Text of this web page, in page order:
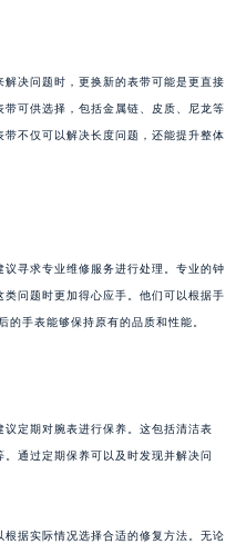
决问题时，更换新的表带可能是更直接
可供选择，包括金属链、皮质、尼龙等
不仅可以解决长度问题，还能提升整体
寻求专业维修服务进行处理。专业的钟
问题时更加得心应手。他们可以根据手
手表能够保持原有的品质和性能。
定期对腕表进行保养。这包括清洁表
通过定期保养可以及时发现并解决问
据实际情况选择合适的修复方法。无论